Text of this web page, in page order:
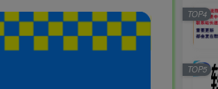
TOP4
TOP5